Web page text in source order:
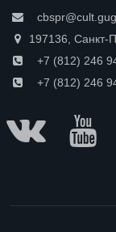
197136, Санкт-
+7 (812) 246
+7 (812) 246